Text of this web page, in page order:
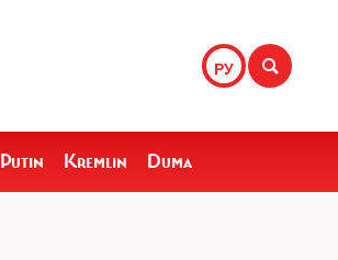
РУ
Putin Kremlin Duma